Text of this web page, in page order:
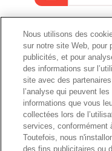
Nous utilisons des
sur notre site Web, pour
publicités, et pour
des informations sur
site avec des
l’analyse qui peuvent
informations que vous
collectées lors de
services, conformément
Toutefois, nous
des fins publicitaires ou